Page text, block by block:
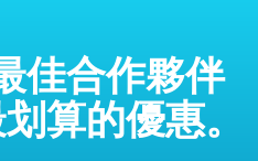
佳合作夥伴
算的優惠。